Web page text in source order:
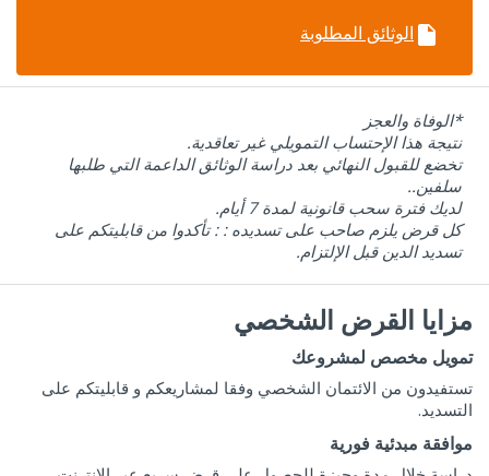
insert_drive_file الوثائق المطلوبة
*الوفاة والعجز
نتيجة هذا الإحتساب التمويلي غير تعاقدية.
تخضع للقبول النهائي بعد دراسة الوثائق الداعمة التي طلبها
سلفين..
لديك فترة سحب قانونية لمدة 7 أيام.
كل قرض يلزم صاحب على تسديده : : تأكدوا من قابليتكم على
تسديد الدين قبل الإلتزام.
مزايا القرض الشخصي
تمويل مخصص لمشروعك
تستفيدون من الائتمان الشخصي وفقا لمشاريعكم و قابليتكم على
التسديد.
موافقة مبدئية فورية